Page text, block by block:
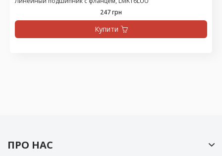
247 грн
Купити
ПРО НАС